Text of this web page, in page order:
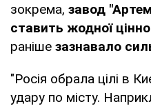
зокрема, завод
ставить жодної
раніше зазнавало
"Росія обрала цілі в
удару по місту.